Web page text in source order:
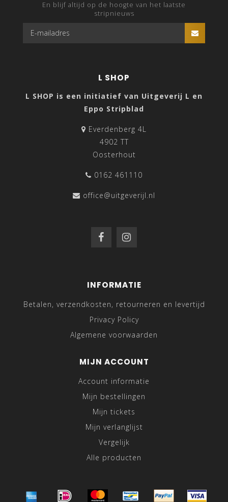
En blijf altijd op de hoogte van het laatste
stripnieuws
L SHOP
L SHOP is een initiatief van Uitgeverij L en
Eppo Stripblad
Everdenberg 4L
4902 TT
Oosterhout
0162 461110
office@uitgeverijl.nl
INFORMATIE
Betalen, verzendkosten, retourneren en levertijd
Privacy Policy
Algemene voorwaarden
MIJN ACCOUNT
Account informatie
Mijn bestellingen
Mijn tickets
Mijn verlanglijst
Vergelijk
Alle producten